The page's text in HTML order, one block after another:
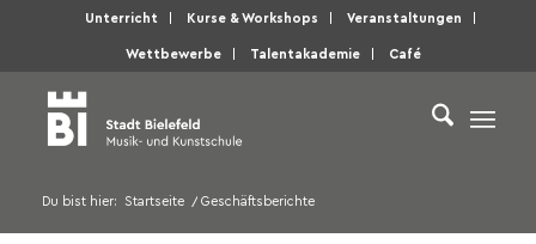
Unterricht Kurse & Workshops Veranstaltungen
Wettbewerbe Talentakademie Café
Du bist hier: Startseite / Geschäftsberichte